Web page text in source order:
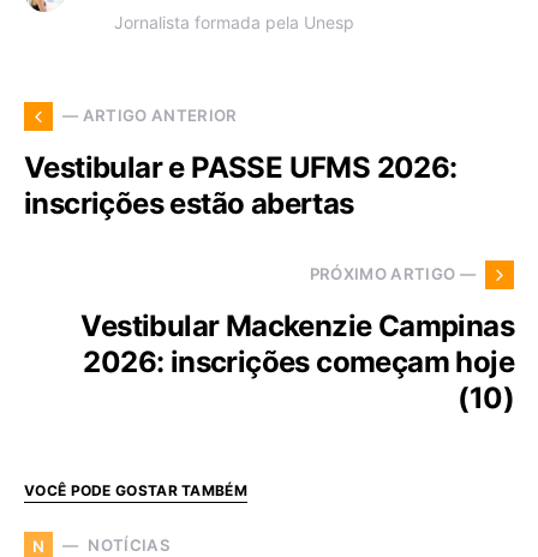
Jornalista formada pela Unesp
— ARTIGO ANTERIOR
Vestibular e PASSE UFMS 2026:
inscrições estão abertas
PRÓXIMO ARTIGO —
Vestibular Mackenzie Campinas
2026: inscrições começam hoje
(10)
VOCÊ PODE GOSTAR TAMBÉM
N NOTÍCIAS